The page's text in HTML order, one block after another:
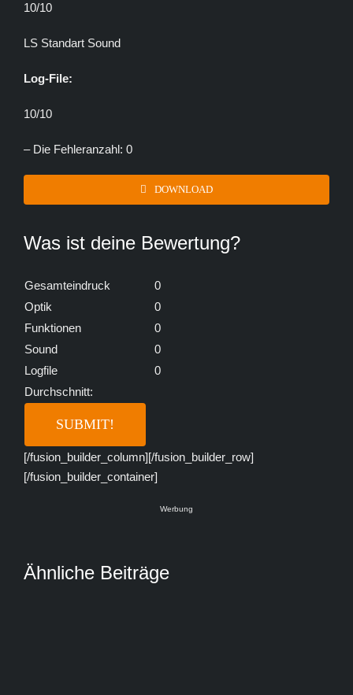
10/10
LS Standart Sound
Log-File:
10/10
– Die Fehleranzahl: 0
DOWNLOAD
Was ist deine Bewertung?
Gesamteindruck
0
Optik
0
Funktionen
0
Sound
0
Logfile
0
Durchschnitt:
[/fusion_builder_column][/fusion_builder_row]
[/fusion_builder_container]
Werbung
Ähnliche Beiträge